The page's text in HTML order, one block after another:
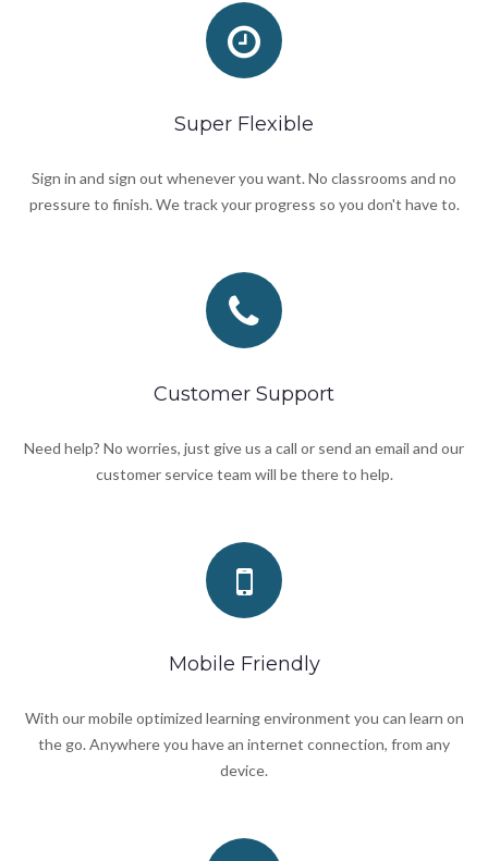
Super Flexible
Sign in and sign out whenever you want. No classrooms and no
pressure to finish. We track your progress so you don't have to.
Customer Support
Need help? No worries, just give us a call or send an email and our
customer service team will be there to help.
Mobile Friendly
With our mobile optimized learning environment you can learn on
the go. Anywhere you have an internet connection, from any
device.